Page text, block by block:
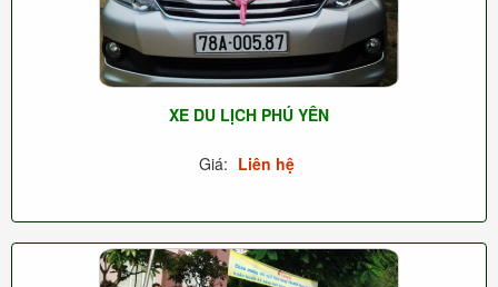
XE DU LỊCH PHÚ YÊN
Giá: Liên hệ